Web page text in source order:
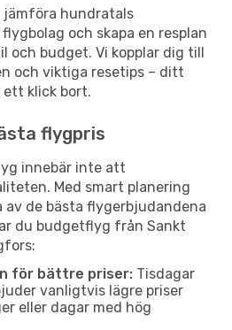
jämföra hundratals
och skapa en resplan
och budget. Vi kopplar dig till
och viktiga resetips – ditt
ett klick bort.
flygpris
innebär inte att
Med smart planering
av de bästa flygerbjudandena
du budgetflyg från Sankt
för bättre priser: Tisdagar
vanligtvis lägre priser
eller dagar med hög